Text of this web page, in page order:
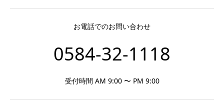
お電話でのお問い合わせ
0584-32-1118
受付時間 AM 9:00 〜 PM 9:00